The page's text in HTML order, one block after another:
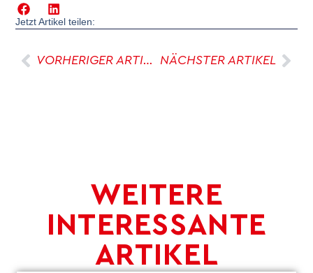
Jetzt Artikel teilen:
VORHERIGER ARTIKEL NÄCHSTER ARTIKEL
WEITERE
INTERESSANTE
ARTIKEL